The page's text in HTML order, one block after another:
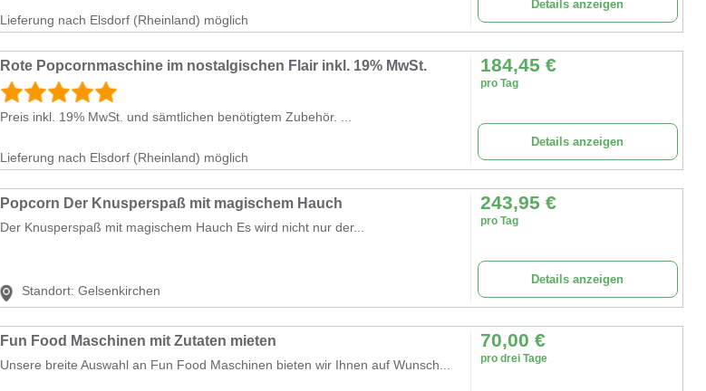
Lieferung nach Elsdorf (Rheinland) möglich
Details anzeigen
Rote Popcornmaschine im nostalgischen Flair inkl. 19% MwSt.
Preis inkl. 19% MwSt. und sämtlichen benötigtem Zubehör. ...
Lieferung nach Elsdorf (Rheinland) möglich
184,45 €
pro Tag
Details anzeigen
Popcorn Der Knusperspaß mit magischem Hauch
Der Knusperspaß mit magischem Hauch Es wird nicht nur der...
Standort: Gelsenkirchen
243,95 €
pro Tag
Details anzeigen
Fun Food Maschinen mit Zutaten mieten
Unsere breite Auswahl an Fun Food Maschinen bieten wir Ihnen auf Wunsch...
70,00 €
pro drei Tage